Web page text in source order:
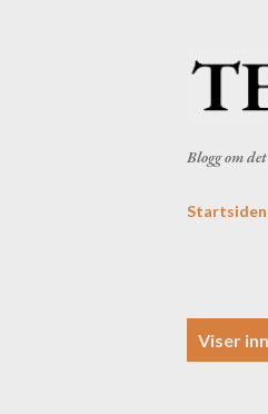
Blogg om
Startsiden
Viser